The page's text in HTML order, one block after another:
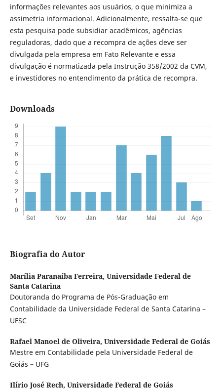
informações relevantes aos usuários, o que minimiza a
assimetria informacional. Adicionalmente, ressalta-se que
esta pesquisa pode subsidiar acadêmicos, agências
reguladoras, dado que a recompra de ações deve ser
divulgada pela empresa em Fato Relevante e essa
divulgação é normatizada pela Instrução 358/2002 da CVM,
e investidores no entendimento da prática de recompra.
Downloads
Biografia do Autor
Marília Paranaíba Ferreira, Universidade Federal de
Santa Catarina
Doutoranda do Programa de Pós-Graduação em
Contabilidade da Universidade Federal de Santa Catarina –
UFSC
Rafael Manoel de Oliveira, Universidade Federal de Goiás
Mestre em Contabilidade pela Universidade Federal de
Goiás – UFG
Ilírio José Rech, Universidade Federal de Goiás